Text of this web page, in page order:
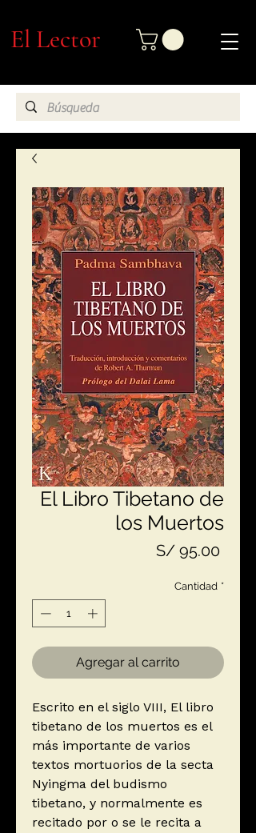
El Lector
El Libro Tibetano de
los Muertos
S/ 95.00Precio
Cantidad *
Agregar al carrito
Escrito en el siglo VIII, El libro
tibetano de los muertos es el
más importante de varios
textos mortuorios de la secta
Nyingma del budismo
tibetano, y normalmente es
recitado por o se le recita a